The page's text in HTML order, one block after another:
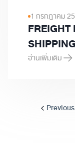
1 กรกฎาคม
FREIGHT
อ่านเพิ่มเติม
FREIGHT
Previous